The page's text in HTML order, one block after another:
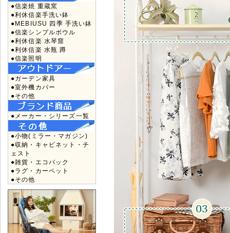
●信楽焼 重蔵窯
●利休信楽手洗い鉢
●MEBIUSU 四季 手洗い鉢
●信楽シンプルボウル
●利休信楽 水琴窟
●利休信楽 水瓶 蹲
●信楽照明
●ガーデン家具
●室外機カバー
●その他
●メーカー・シリーズ一覧
●小物(ミラー・マガジン)
●収納・キャビネット・チ
ェスト
●雑貨・エコバック
●ラグ・カーペット
●その他